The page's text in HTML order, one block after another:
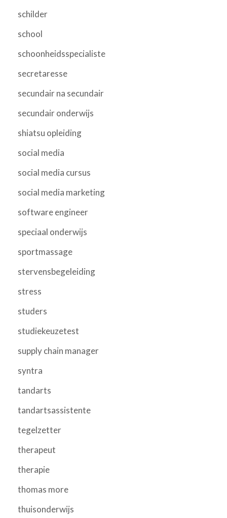
schilder
school
schoonheidsspecialiste
secretaresse
secundair na secundair
secundair onderwijs
shiatsu opleiding
social media
social media cursus
social media marketing
software engineer
speciaal onderwijs
sportmassage
stervensbegeleiding
stress
studers
studiekeuzetest
supply chain manager
syntra
tandarts
tandartsassistente
tegelzetter
therapeut
therapie
thomas more
thuisonderwijs